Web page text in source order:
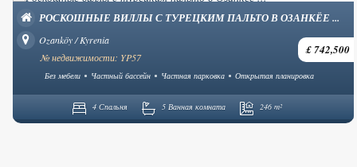
РОСКОШНЫЕ ВИЛЛЫ С ТУРЕЦКИМ ПАЛЬТО В ОЗАНКЁЕ ...
Ozanköy / Kyrenia
£ 742,500
№ недвижимости: YP57
Без мебели Частный бассейн Частная парковка Открытая планировка
4 Спальня 5 Ванная комната 246 m²